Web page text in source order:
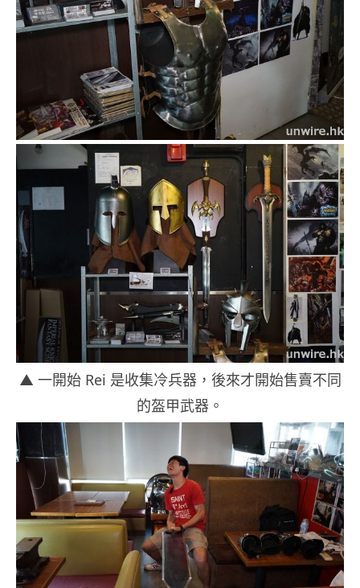
▲ 一開始 Rei 是收集冷兵器，後來才開始售賣不同
的盔甲武器。